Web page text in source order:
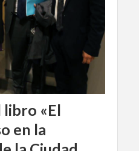
libro «El
en la